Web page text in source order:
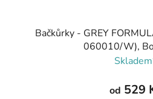
Bačkůrky - GREY
060010/W),
od 529